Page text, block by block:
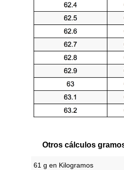
Otros cálculos
61 g en Kilogramos